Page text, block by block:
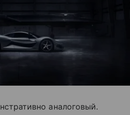
аналоговый.